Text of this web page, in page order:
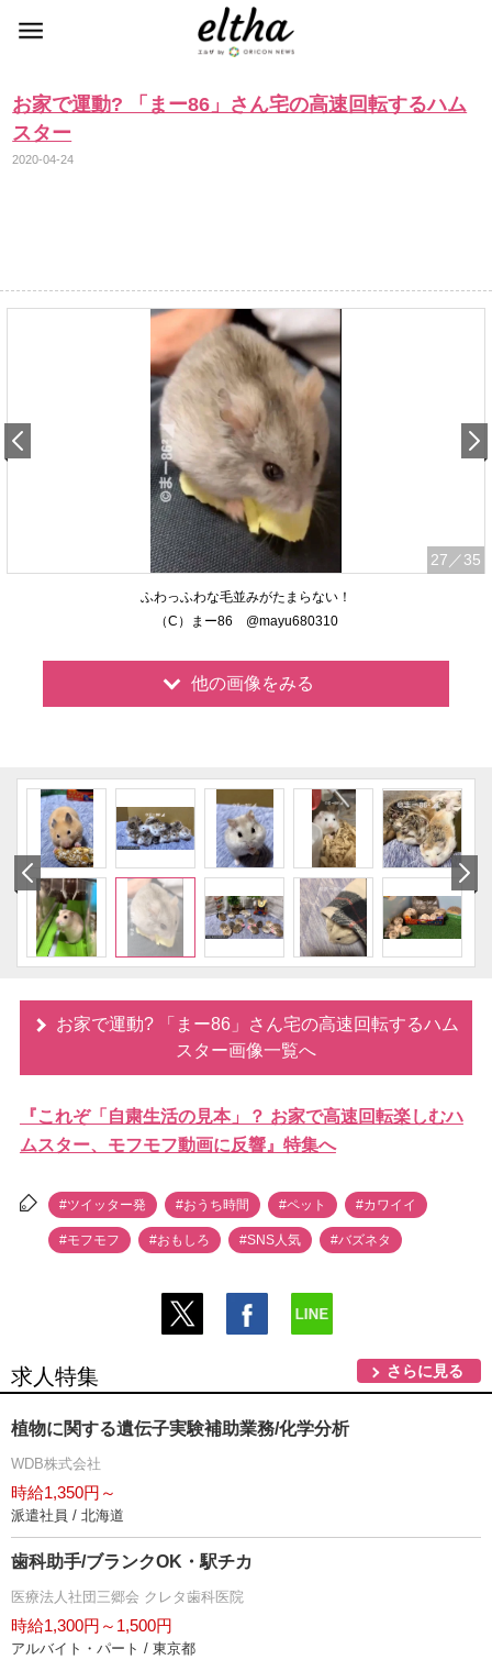
お家で運動? 「まー86」さん宅の高速回転するハム
スター
2020-04-24
27 ／35
ふわっふわな毛並みがたまらない！
（C）まー86 @mayu680310
他の画像をみる
お家で運動? 「まー86」さん宅の高速回転するハム
スター画像一覧へ
『これぞ「自粛生活の見本」？ お家で高速回転楽しむハ
ムスター、モフモフ動画に反響』特集へ
#ツイッター発 #おうち時間 #ペット #カワイイ
#モフモフ #おもしろ #SNS人気 #バズネタ
求人特集 さらに見る
植物に関する遺伝子実験補助業務/化学分析
WDB株式会社
時給1,350円～
派遣社員 / 北海道
歯科助手/ブランクOK・駅チカ
医療法人社団三郷会 クレタ歯科医院
時給1,300円～1,500円
アルバイト・パート / 東京都